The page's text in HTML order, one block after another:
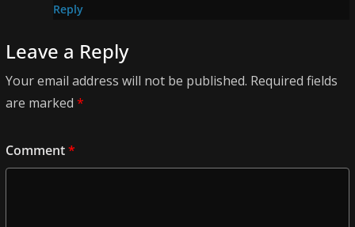
Reply
Leave a Reply
Your email address will not be published. Required fields
are marked *
Comment*